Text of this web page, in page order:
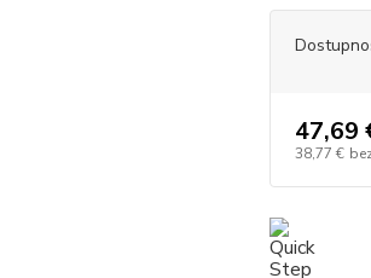
47,69
38,77 €